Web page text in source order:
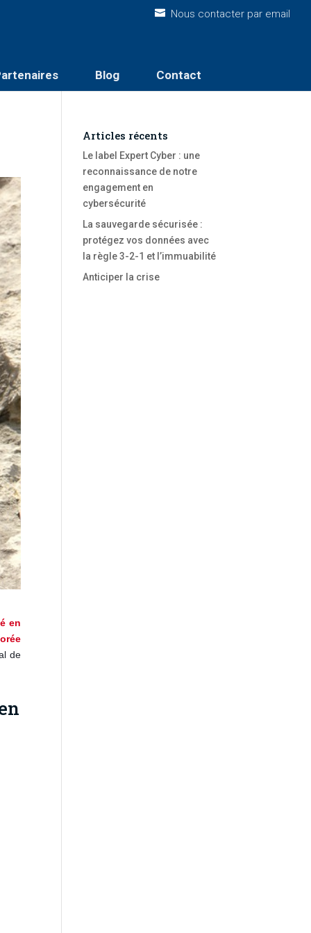
Nous contacter par email
Blog Contact
en
de
Articles récents
Le label Expert Cyber : une
reconnaissance de notre
engagement en
cybersécurité
La sauvegarde sécurisée :
protégez vos données avec
la règle 3-2-1 et l’immuabilité
Anticiper la crise